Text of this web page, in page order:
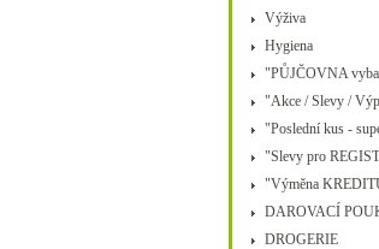
Výživa
Hygiena
"PŮJČOVNA
"Akce / Slevy /
"Poslední kus -
"Slevy pro
"Výměna
DAROVACÍ
DROGERIE